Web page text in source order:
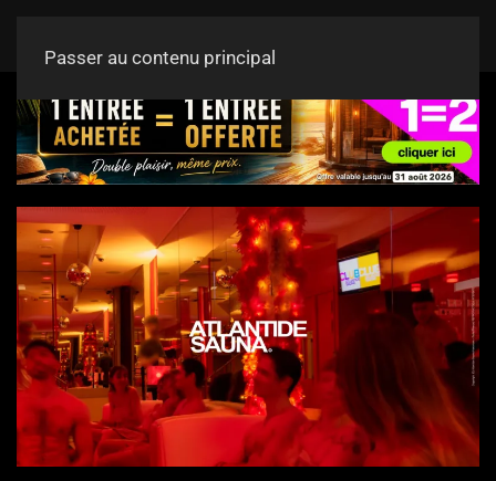
Passer au contenu principal